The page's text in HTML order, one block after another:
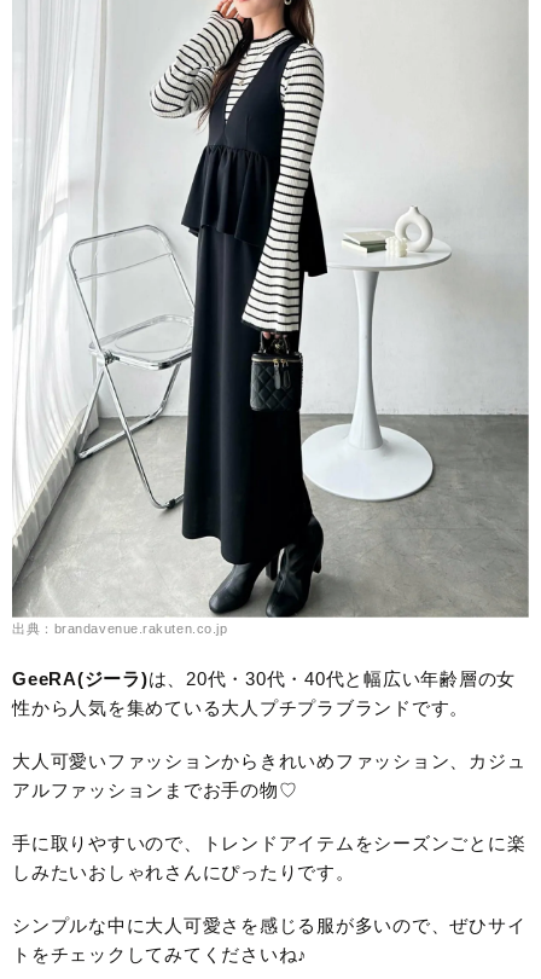
出典：brandavenue.rakuten.co.jp
GeeRA(ジーラ)は、20代・30代・40代と幅広い年齢層の女
性から人気を集めている大人プチプラブランドです。
大人可愛いファッションからきれいめファッション、カジュ
アルファッションまでお手の物♡
手に取りやすいので、トレンドアイテムをシーズンごとに楽
しみたいおしゃれさんにぴったりです。
シンプルな中に大人可愛さを感じる服が多いので、ぜひサイ
トをチェックしてみてくださいね♪